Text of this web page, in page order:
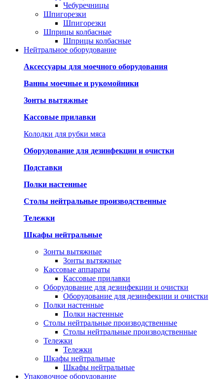
Чебуречницы
Шпигорезки
Шпигорезки
Шприцы колбасные
Шприцы колбасные
Нейтральное оборудование
Аксессуары для моечного оборудования
Ванны моечные и рукомойники
Зонты вытяжные
Кассовые прилавки
Колодки для рубки мяса
Оборудование для дезинфекции и очистки
Подставки
Полки настенные
Столы нейтральные производственные
Тележки
Шкафы нейтральные
Зонты вытяжные
Зонты вытяжные
Кассовые аппараты
Кассовые прилавки
Оборудование для дезинфекции и очистки
Оборудование для дезинфекции и очистки
Полки настенные
Полки настенные
Столы нейтральные производственные
Столы нейтральные производственные
Тележки
Тележки
Шкафы нейтральные
Шкафы нейтральные
Упаковочное оборудование